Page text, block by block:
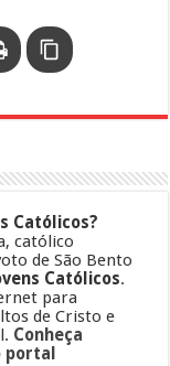
Católicos?
católico
de São Bento
Católicos.
para
de Cristo e
Conheça
portal